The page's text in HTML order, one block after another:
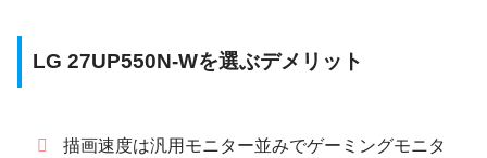
LG 27UP550N-Wを選ぶデメリット
描画速度は汎用モニター並みでゲーミングモニタ